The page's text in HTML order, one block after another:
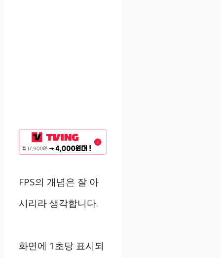
FPS의 개념은 잘 아
시리라 생각합니다.
화면에 1초당 표시되